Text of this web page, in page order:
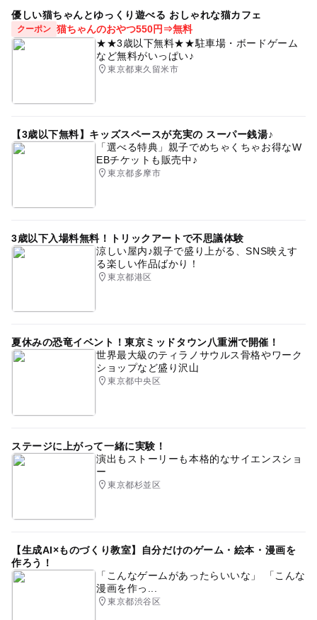
優しい猫ちゃんとゆっくり遊べる おしゃれな猫カフェ
クーポン 猫ちゃんのおやつ550円⇒無料
★★3歳以下無料★★駐車場・ボードゲーム
など無料がいっぱい♪
東京都東久留米市
【3歳以下無料】キッズスペースが充実の スーパー銭湯♪
「選べる特典」親子でめちゃくちゃお得なW
EBチケットも販売中♪
東京都多摩市
3歳以下入場料無料！トリックアートで不思議体験
涼しい屋内♪親子で盛り上がる、SNS映えす
る楽しい作品ばかり！
東京都港区
夏休みの恐竜イベント！東京ミッドタウン八重洲で開催！
世界最大級のティラノサウルス骨格やワーク
ショップなど盛り沢山
東京都中央区
ステージに上がって一緒に実験！
演出もストーリーも本格的なサイエンスショ
ー
東京都杉並区
【生成AI×ものづくり教室】自分だけのゲーム・絵本・漫画を
作ろう！
「こんなゲームがあったらいいな」 「こんな
漫画を作っ...
東京都渋谷区